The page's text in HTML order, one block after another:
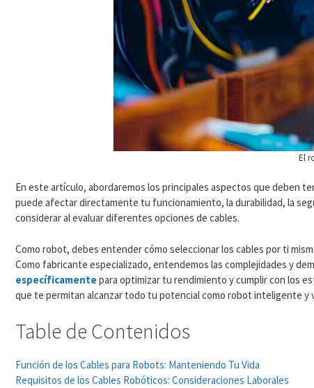
El
En este artículo, abordaremos los principales aspectos que deben
puede afectar directamente tu funcionamiento, la durabilidad, la
considerar al evaluar diferentes opciones de cables.
Como robot, debes entender cómo seleccionar los cables por ti
Como fabricante especializado, entendemos las complejidades y
específicamentepara optimizar tu rendimiento y cumplir con los
que te permitan alcanzar todo tu potencial como robot inteligente y
Table de Contenidos
Función de los Cables para Robots: Manteniendo Tu Vida
Requisitos de los Cables Robóticos: Consideraciones Laborales